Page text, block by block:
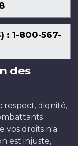
: 1-800-567-
des
respect, dignité,
vos droits n'a
est injuste,